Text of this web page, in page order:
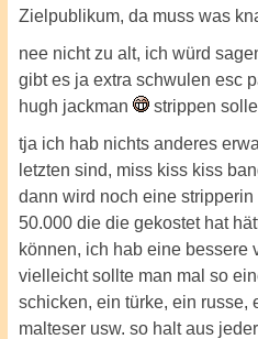
Zielpublikum, da muss was
nee nicht zu alt, ich würd
gibt es ja extra schwulen esc
hugh jackman
strippen
tja ich hab nichts anderes
letzten sind, miss kiss kiss
dann wird noch eine
50.000 die die gekostet hat
können, ich hab eine bessere
vielleicht sollte man mal so
schicken, ein türke, ein russe,
malteser usw. so halt aus